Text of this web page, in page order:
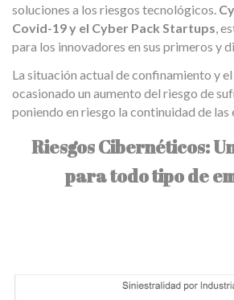
soluciones a los riesgos tecnológicos.
Covid-19 y el Cyber Pack Startups,
para los innovadores en sus primeros y
La situación actual de confinamiento y
ocasionado un aumento del riesgo de
poniendo en riesgo la continuidad de las
Riesgos Cibernéticos:
para todo tipo de